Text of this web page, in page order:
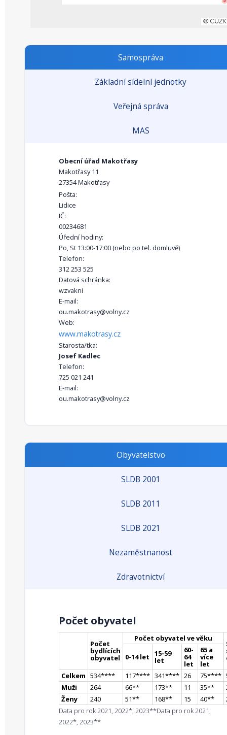
Samospráva
Základní sídelní jednotky
Veřejná správa
MAS
Obecní úřad Makotřasy
Makotřasy 11
27354 Makotřasy
Pošta:
Lidice
IČ:
00234681
Úřední hodiny:
Po, St 13:00-17:00 (nebo po tel. domluvě)
Telefon:
312 253 525
Datová schránka:
wzvakni
E-mail:
ou.makotrasy@volny.cz
Web:
www.makotrasy.cz
Starosta/tka:
Josef Kadlec
Telefon:
725 021 241
E-mail:
ou.makotrasy@volny.cz
Obyvatelstvo
SLDB 2001
SLDB 2011
SLDB 2021
Nezaměstnanost
Zdravotnictví
Počet obyvatel
Počet
bydlících
obyvatel
Počet obyvatel ve věku
0-14 let 15-59
let
60-
64
let
65 a
více
let
Celkem 534**** 117**** 341**** 26 75****
Muži
264 66** 173** 11 35**
Ženy
240 51** 168** 15 40**
Data pro rok 2021, 2022*, 2023**Data pro rok 2021,
2022*, 2023**